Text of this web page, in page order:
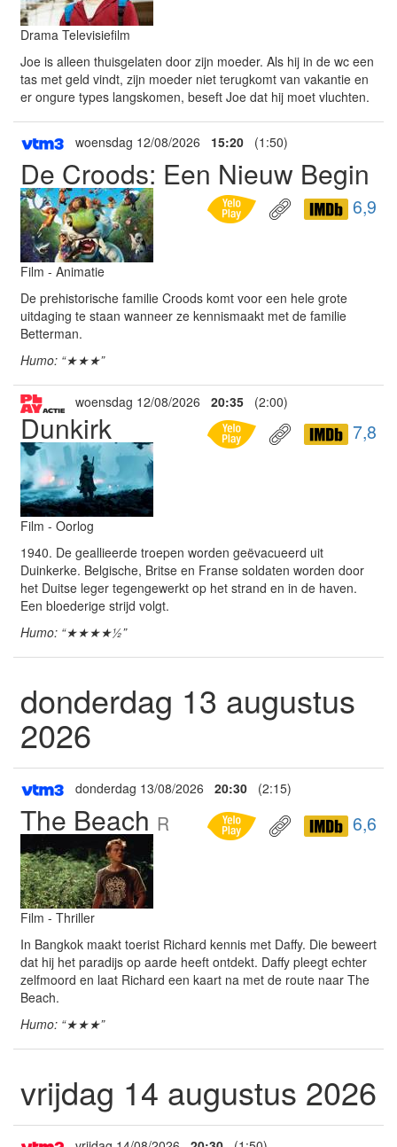
Drama Televisiefilm
Joe is alleen thuisgelaten door zijn moeder. Als hij in de wc een
tas met geld vindt, zijn moeder niet terugkomt van vakantie en
er ongure types langskomen, beseft Joe dat hij moet vluchten.
woensdag 12/08/2026 15:20 (1:50)
De Croods: Een Nieuw Begin
6,9
Film - Animatie
De prehistorische familie Croods komt voor een hele grote
uitdaging te staan wanneer ze kennismaakt met de familie
Betterman.
Humo: “★★★”
woensdag 12/08/2026 20:35 (2:00)
Dunkirk 7,8
Film - Oorlog
1940. De geallieerde troepen worden geëvacueerd uit
Duinkerke. Belgische, Britse en Franse soldaten worden door
het Duitse leger tegengewerkt op het strand en in de haven.
Een bloederige strijd volgt.
Humo: “★★★★½”
donderdag 13 augustus
2026
donderdag 13/08/2026 20:30 (2:15)
The Beach R 6,6
Film - Thriller
In Bangkok maakt toerist Richard kennis met Daffy. Die beweert
dat hij het paradijs op aarde heeft ontdekt. Daffy pleegt echter
zelfmoord en laat Richard een kaart na met de route naar The
Beach.
Humo: “★★★”
vrijdag 14 augustus 2026